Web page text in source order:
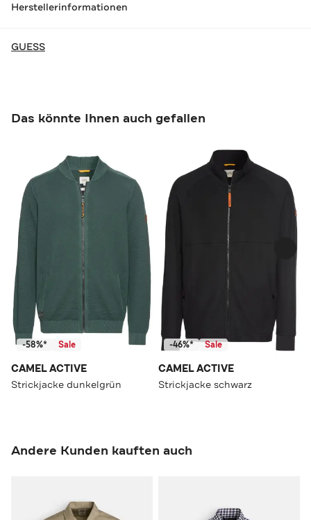
Herstellerinformationen
GUESS
Das könnte Ihnen auch gefallen
-58%* Sale
CAMEL ACTIVE
Strickjacke dunkelgrün
-46%* Sale
CAMEL ACTIVE
Strickjacke schwarz
Andere Kunden kauften auch